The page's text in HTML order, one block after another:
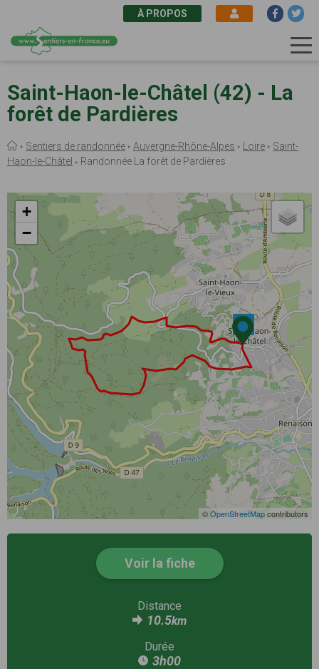
au
contenu
principal
À PROPOS
Saint-Haon-le-Châtel (42) - La
forêt de Pardières
Fil
d'Ariane
Sentiers de randonnée Auvergne-Rhône-Alpes Loire
Saint-
Haon-le-Châtel
Randonnée La forêt de Pardières
+
−
©OpenStreetMapcontributors
Voir la fiche
Distance
10.5km
Durée
3h00